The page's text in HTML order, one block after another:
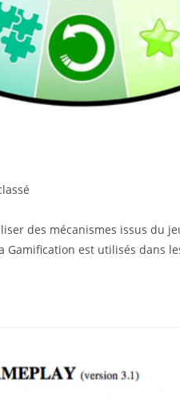
des mécanismes issus du
Gamification est utilisés dans